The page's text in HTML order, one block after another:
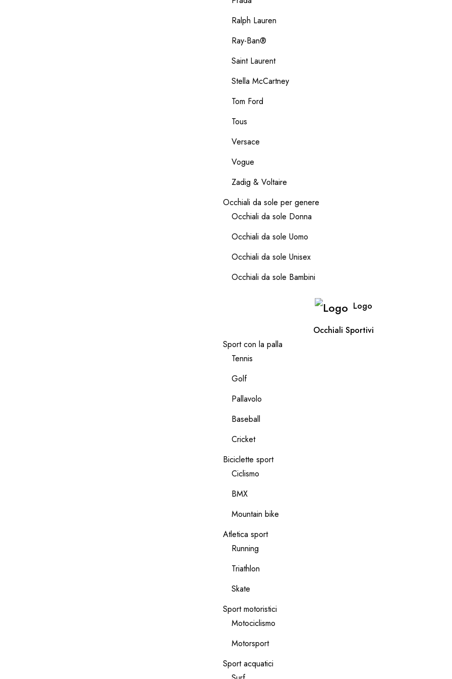
Ralph Lauren
Ray-Ban®
Saint Laurent
Stella McCartney
Tom Ford
Tous
Versace
Vogue
Zadig & Voltaire
Occhiali da sole per genere
Occhiali da sole Donna
Occhiali da sole Uomo
Occhiali da sole Unisex
Occhiali da sole Bambini
Logo
Occhiali Sportivi
Sport con la palla
Tennis
Golf
Pallavolo
Baseball
Cricket
Biciclette sport
Ciclismo
BMX
Mountain bike
Atletica sport
Running
Triathlon
Skate
Sport motoristici
Motociclismo
Motorsport
Sport acquatici